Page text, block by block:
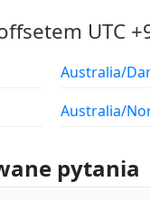
UTC
Australia/
Australia/
pytania